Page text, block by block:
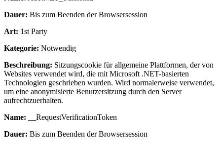
Dauer: Bis zum Beenden der Browsersession
Art: 1st Party
Kategorie: Notwendig
Beschreibung: Sitzungscookie für allgemeine Plattformen, der von
Websites verwendet wird, die mit Microsoft .NET-basierten
Technologien geschrieben wurden. Wird normalerweise verwendet,
um eine anonymisierte Benutzersitzung durch den Server
aufrechtzuerhalten.
Name: __RequestVerificationToken
Dauer: Bis zum Beenden der Browsersession